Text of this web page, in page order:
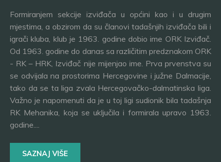
Formiranjem sekcije izviđača u općini kao i u drugim
mjestima, a obzirom da su članovi tadašnjih izviđača bili i
igrači kluba, klub je 1963. godine dobio ime ORK Izviđač.
Od 1963. godine do danas sa različitim predznakom ORK
- RK – HRK, Izviđač nije mijenjao ime. Prva prvenstva su
se odvijala na prostorima Hercegovine i južne Dalmacije,
tako da se ta liga zvala Hercegovačko-dalmatinska liga.
Važno je napomenuti da je u toj ligi sudionik bila tadašnja
RK Mehanika, koja se uključila i formirala upravo 1963.
godine....
SAZNAJ VIŠE